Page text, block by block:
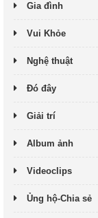
Gia đình
Vui Khỏe
Nghệ thuật
Đó đây
Giải trí
Album ảnh
Videoclips
Ủng hộ-Chia sẻ